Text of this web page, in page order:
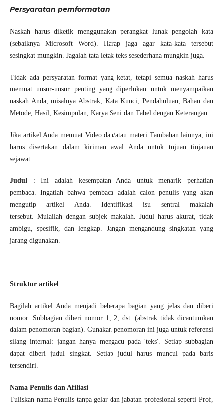
Persyaratan pemformatan
Naskah harus diketik menggunakan perangkat lunak pengolah kata
(sebaiknya Microsoft Word). Harap jaga agar kata-kata tersebut
sesingkat mungkin. Jagalah tata letak teks sesederhana mungkin juga.
Tidak ada persyaratan format yang ketat, tetapi semua naskah harus
memuat unsur-unsur penting yang diperlukan untuk menyampaikan
naskah Anda, misalnya Abstrak, Kata Kunci, Pendahuluan, Bahan dan
Metode, Hasil, Kesimpulan, Karya Seni dan Tabel dengan Keterangan.
Jika artikel Anda memuat Video dan/atau materi Tambahan lainnya, ini
harus disertakan dalam kiriman awal Anda untuk tujuan tinjauan
sejawat.
Judul: Ini adalah kesempatan Anda untuk menarik perhatian
pembaca. Ingatlah bahwa pembaca adalah calon penulis yang akan
mengutip artikel Anda. Identifikasi isu sentral makalah
tersebut. Mulailah dengan subjek makalah. Judul harus akurat, tidak
ambigu, spesifik, dan lengkap. Jangan mengandung singkatan yang
jarang digunakan.
Struktur artikel
Bagilah artikel Anda menjadi beberapa bagian yang jelas dan diberi
nomor. Subbagian diberi nomor 1, 2, dst. (abstrak tidak dicantumkan
dalam penomoran bagian). Gunakan penomoran ini juga untuk referensi
silang internal: jangan hanya mengacu pada 'teks'. Setiap subbagian
dapat diberi judul singkat. Setiap judul harus muncul pada baris
tersendiri.
Nama Penulis dan Afiliasi
Tuliskan nama Penulis tanpa gelar dan jabatan profesional seperti Prof,